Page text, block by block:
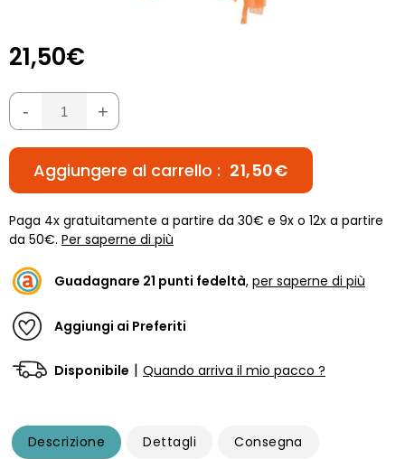
21,50€
- +
Aggiungere al carrello : 21,50€
Paga 4x gratuitamente a partire da 30€ e 9x o 12x a partire
da 50€. Per saperne di più
Guadagnare 21 punti fedeltà, per saperne di più
Aggiungi ai Preferiti
Disponibile | Quando arriva il mio pacco ?
Descrizione Dettagli Consegna